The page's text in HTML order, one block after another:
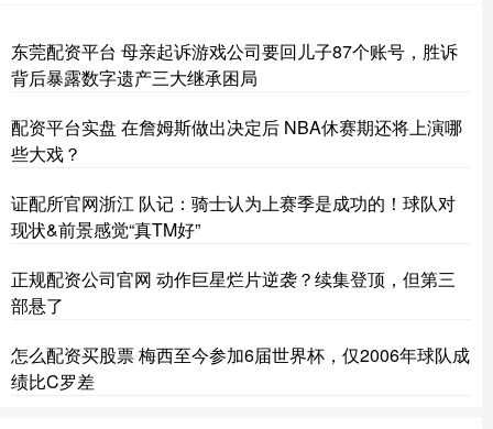
东莞配资平台 母亲起诉游戏公司要回儿子87个账号，胜诉
背后暴露数字遗产三大继承困局
配资平台实盘 在詹姆斯做出决定后 NBA休赛期还将上演哪
些大戏？
证配所官网浙江 队记：骑士认为上赛季是成功的！球队对
现状&前景感觉“真TM好”
正规配资公司官网 动作巨星烂片逆袭？续集登顶，但第三
部悬了
怎么配资买股票 梅西至今参加6届世界杯，仅2006年球队成
绩比C罗差